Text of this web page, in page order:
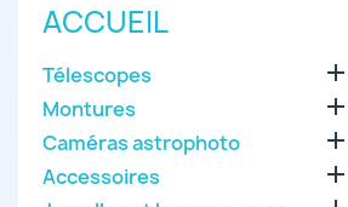
ACCUEIL
Télescopes 
Montures 
Caméras astrophoto 
Accessoires 